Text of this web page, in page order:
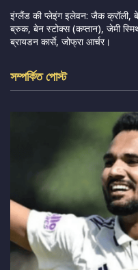
इंग्लैंड की प्लेइंग इलेवन: जैक क्रॉली,
ब्रुक, बेन स्टोक्स (कप्तान), जेमी
ब्रायडन कार्से, जोफ्रा आर्चर।
সম্পর্কিত পোস্ট